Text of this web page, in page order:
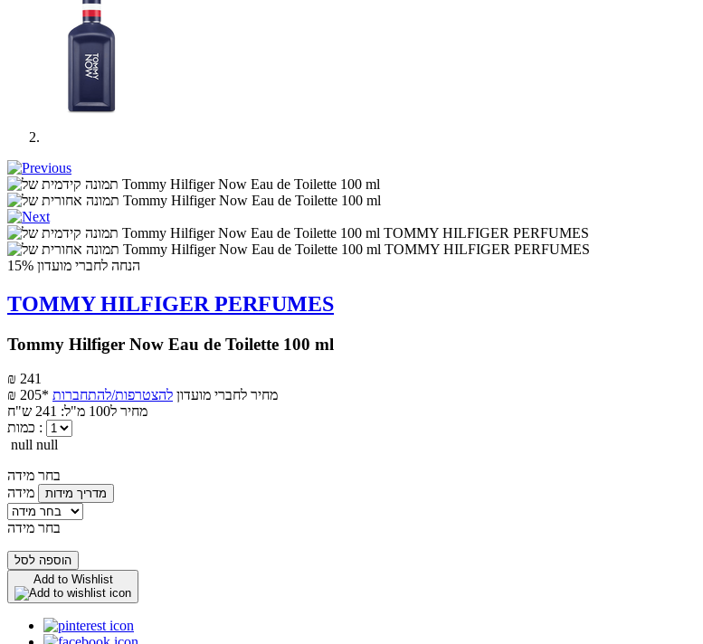
הנחה לחברי מועדון 15%
TOMMY HILFIGER PERFUMES
Tommy Hilfiger Now Eau de Toilette 100 ml
₪ 241
₪ 205*
מחיר לחברי מועדון להצטרפות/להתחברות
מחיר ל100 מ"ל: 241 ש"ח
כמות :
null null
בחר מידה
מידה
מדריך מידות
בחר מידה
הוספה לסל
Add to Wishlist